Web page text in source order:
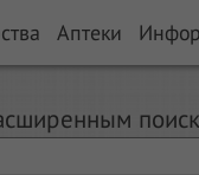
Аптеки